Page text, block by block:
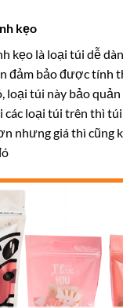
kẹo
kẹo là loại túi dễ
đảm bảo được tính
loại túi này bảo
các loại túi trên thì
nhưng giá thì cũng